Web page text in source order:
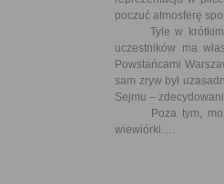
poczuć atmosferę
Tyle w krótkim
uczestników ma
Powstańcami
sam zryw był
Sejmu –
Poza tym, może
wiewiórki….